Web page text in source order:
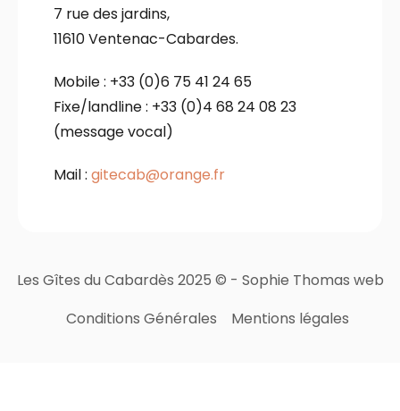
7 rue des jardins,
11610 Ventenac-Cabardes.
Mobile : +33 (0)6 75 41 24 65
Fixe/landline : +33 (0)4 68 24 08 23
(message vocal)
Mail : gitecab@orange.fr
Les Gîtes du Cabardès 2025 © - Sophie Thomas web
Conditions Générales
Mentions légales